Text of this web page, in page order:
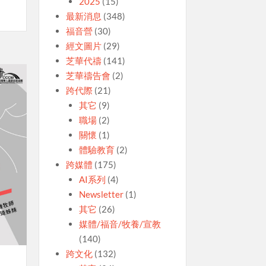
最新消息 (348)
福音營(30)
經文圖片(29)
芝華代禱(141)
芝華禱告會 (2)
跨代際(21)
其它 (9)
職場 (2)
關懷 (1)
體驗教育 (2)
跨媒體 (175)
AI系列 (4)
Newsletter (1)
其它 (26)
媒體/福音/牧養/宣教
(140)
跨文化 (132)